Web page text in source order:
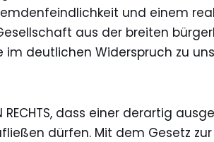
und einem
aus der breiten
deutlichen Widerspruch zu
RECHTS, dass einer derartig
dürfen. Mit dem Gesetz zur